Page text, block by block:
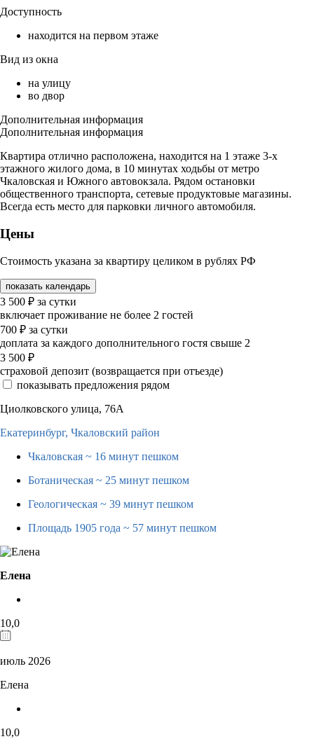
Доступность
находится на первом этаже
Вид из окна
на улицу
во двор
Дополнительная информация
Дополнительная информация
Квартира отлично расположена, находится на 1 этаже 3-х
этажного жилого дома, в 10 минутах ходьбы от метро
Чкаловская и Южного автовокзала. Рядом остановки
общественного транспорта, сетевые продуктовые магазины.
Всегда есть место для парковки личного автомобиля.
Цены
Стоимость указана за квартиру целиком в рублях РФ
показать календарь
3 500 ₽ за сутки
включает проживание не более 2 гостей
700 ₽ за сутки
доплата за каждого дополнительного гостя свыше 2
3 500 ₽
страховой депозит (возвращается при отъезде)
показывать предложения рядом
Циолковского улица, 76А
Екатеринбург, Чкаловский район
Чкаловская ~ 16 минут пешком
Ботаническая ~ 25 минут пешком
Геологическая ~ 39 минут пешком
Площадь 1905 года ~ 57 минут пешком
Елена
10,0
июль 2026
Елена
10,0